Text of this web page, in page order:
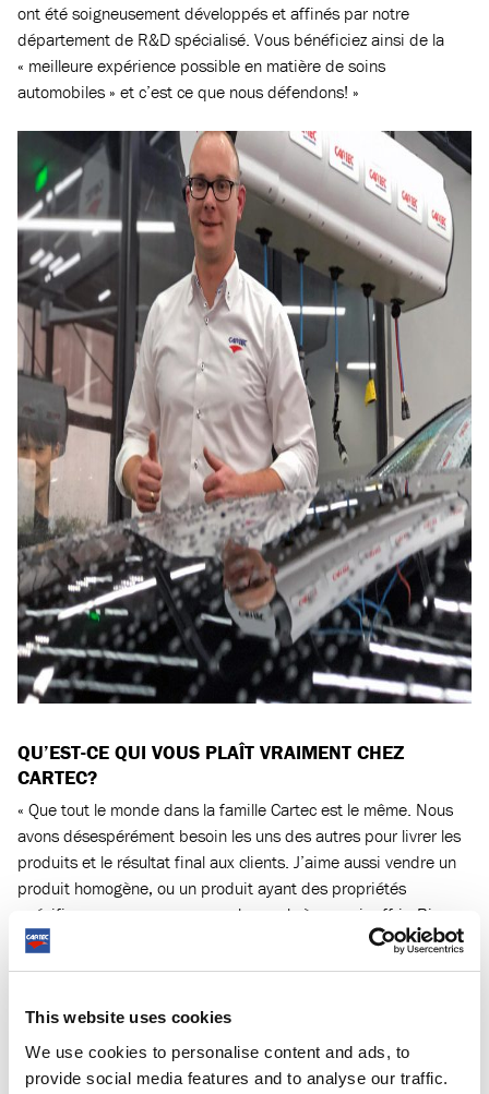
This website uses cookies
We use cookies to personalise content and ads, to
provide social media features and to analyse our traffic.
ont été soigneusement développés et affinés par notre
département de R&D spécialisé. Vous bénéficiez ainsi de la
« meilleure expérience possible en matière de soins
automobiles » et c’est ce que nous défendons! »
QU’EST-CE QUI VOUS PLAÎT VRAIMENT CHEZ
CARTEC?
« Que tout le monde dans la famille Cartec est le même. Nous
avons désespérément besoin les uns des autres pour livrer les
produits et le résultat final aux clients. J’aime aussi vendre un
produit homogène, ou un produit ayant des propriétés
spécifiques que nous sommes les seuls à pouvoir offrir. Bien
sûr, cela signifie que toute la chaîne doit être en harmonie les
uns avec les autres. »
DE QUOI ÊTES-VOUS LE PLUS FIER?
« Qu’après toutes ces années, nous continuons à conquérir de
nouveaux pays avec nos produits et nos concepts, comme